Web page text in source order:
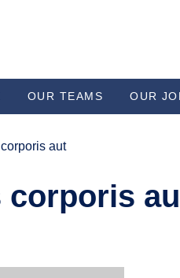
OUR TEAMS OUR
aut
corporis